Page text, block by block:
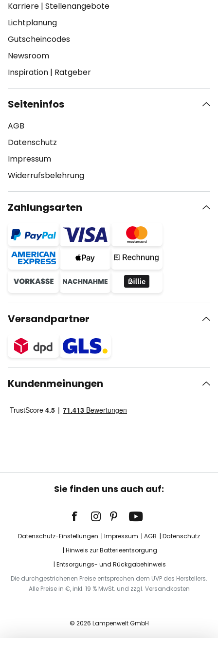
Karriere | Stellenangebote
Lichtplanung
Gutscheincodes
Newsroom
Inspiration | Ratgeber
Seiteninfos
AGB
Datenschutz
Impressum
Widerrufsbelehrung
Zahlungsarten
Versandpartner
Kundenmeinungen
Sie finden uns auch auf:
Datenschutz-Einstellungen Impressum AGB
Datenschutz
Hinweis zur Batterieentsorgung
Entsorgungs- und Rückgabehinweis
Die durchgestrichenen Preise entsprechen dem UVP des Herstellers.
Alle Preise in €, inkl. 19 % MwSt. und zzgl. Versandkosten
© 2026 Lampenwelt GmbH